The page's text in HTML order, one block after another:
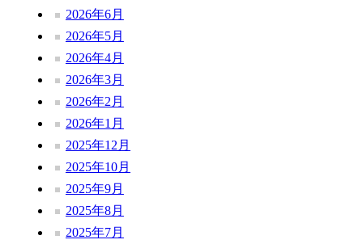
2026年6月
2026年5月
2026年4月
2026年3月
2026年2月
2026年1月
2025年12月
2025年10月
2025年9月
2025年8月
2025年7月